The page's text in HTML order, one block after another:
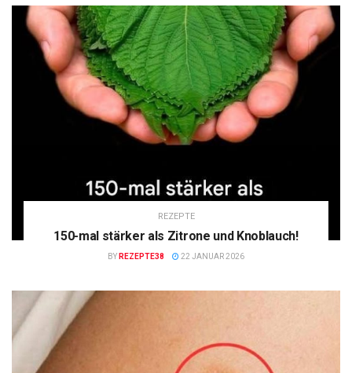
REZEPTE
150-mal stärker als Zitrone und Knoblauch!
BY REZEPTE38 22 JANUAR 2026